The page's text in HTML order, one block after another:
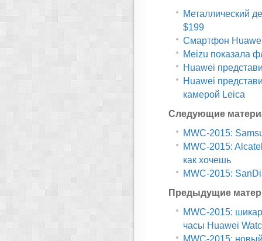
Металлический
$199
Смартфон
Meizu показала
Huawei
Huawei
камерой Leica
Следующие
MWC-2015:
MWC-2015:
как хочешь
MWC-2015:
Предыдущие
MWC-2015:
часы Huawei
MWC-2015: